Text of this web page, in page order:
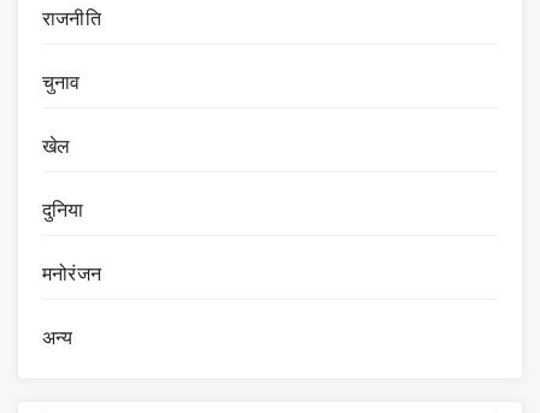
राजनीति
चुनाव
खेल
दुनिया
मनोरंजन
अन्य